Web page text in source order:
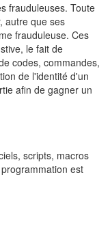
frauduleuses. Toute
autre que ses
frauduleuse. Ces
le fait de
codes, commandes,
de l'identité d'un
afin de gagner un
scripts, macros
est